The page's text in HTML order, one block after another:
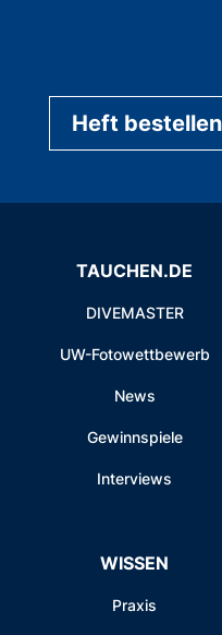
Heft bestellen
TAUCHEN.DE
DIVEMASTER
UW-Fotowettbewerb
News
Gewinnspiele
Interviews
WISSEN
Praxis